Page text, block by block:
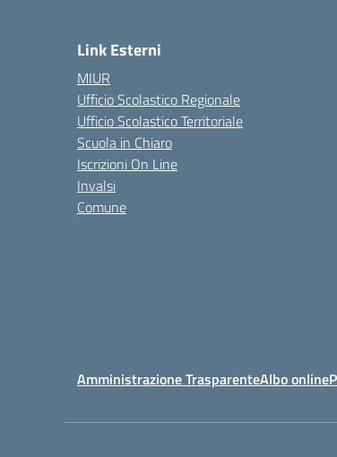
Link Esterni
MIUR
Ufficio Scolastico Regionale
Ufficio Scolastico Territoriale
Scuola in Chiaro
Iscrizioni On Line
Invalsi
Comune
Amministrazione TrasparenteAlbo online